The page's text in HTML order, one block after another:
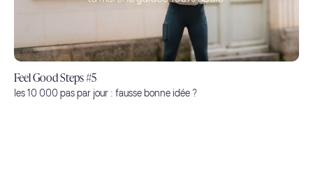
Feel Good Steps #5
les 10 000 pas par jour : fausse bonne idée ?